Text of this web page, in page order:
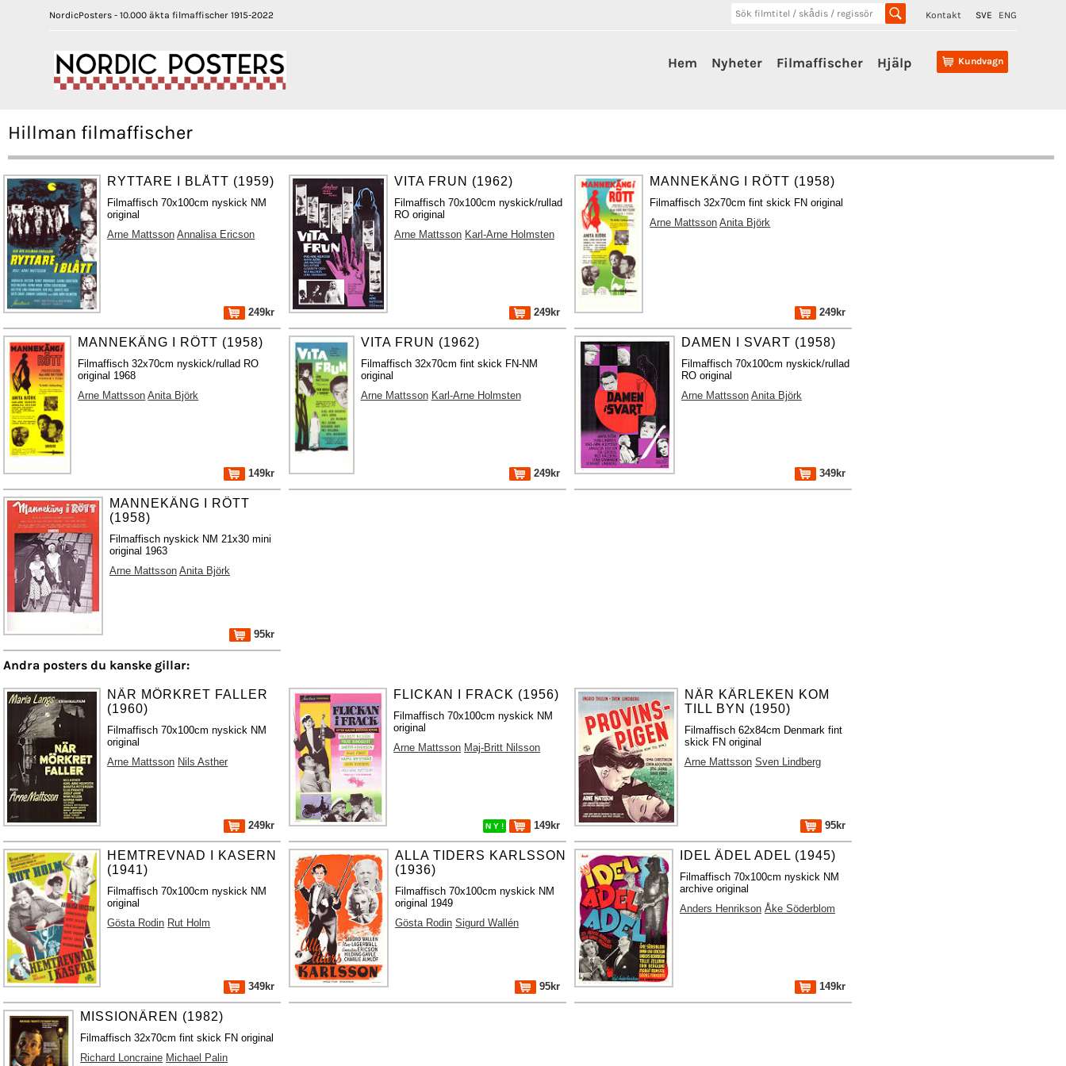
NordicPosters - 10.000 äkta filmaffischer 1915-2022 Kontakt SVE ENG
Kundvagn
Hem Nyheter Filmaffischer Hjälp
Hillman filmaffischer
RYTTARE I BLÅTT (1959)
Filmaffisch 70x100cm nyskick NM
original
Arne Mattsson Annalisa Ericson
249kr
VITA FRUN (1962)
Filmaffisch 70x100cm nyskick/rullad
RO original
Arne Mattsson Karl-Arne Holmsten
249kr
MANNEKÄNG I RÖTT (1958)
Filmaffisch 32x70cm fint skick FN original
Arne Mattsson Anita Björk
249kr
MANNEKÄNG I RÖTT (1958)
Filmaffisch 32x70cm nyskick/rullad RO
original 1968
Arne Mattsson Anita Björk
149kr
VITA FRUN (1962)
Filmaffisch 32x70cm fint skick FN-NM
original
Arne Mattsson Karl-Arne Holmsten
249kr
DAMEN I SVART (1958)
Filmaffisch 70x100cm nyskick/rullad
RO original
Arne Mattsson Anita Björk
349kr
MANNEKÄNG I RÖTT
(1958)
Filmaffisch nyskick NM 21x30 mini
original 1963
Arne Mattsson Anita Björk
95kr
Andra posters du kanske gillar:
NÄR MÖRKRET FALLER
(1960)
Filmaffisch 70x100cm nyskick NM
original
Arne Mattsson Nils Asther
249kr
FLICKAN I FRACK (1956)
Filmaffisch 70x100cm nyskick NM
original
Arne Mattsson Maj-Britt Nilsson
N Y ! 149kr
NÄR KÄRLEKEN KOM
TILL BYN (1950)
Filmaffisch 62x84cm Denmark fint
skick FN original
Arne Mattsson Sven Lindberg
95kr
HEMTREVNAD I KASERN
(1941)
Filmaffisch 70x100cm nyskick NM
original
Gösta Rodin Rut Holm
349kr
ALLA TIDERS KARLSSON
(1936)
Filmaffisch 70x100cm nyskick NM
original 1949
Gösta Rodin Sigurd Wallén
95kr
IDEL ÄDEL ADEL (1945)
Filmaffisch 70x100cm nyskick NM
archive original
Anders Henrikson Åke Söderblom
149kr
MISSIONÄREN (1982)
Filmaffisch 32x70cm fint skick FN original
Richard Loncraine Michael Palin